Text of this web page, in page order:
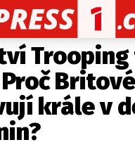
NOVINKY
příběh, fotku nebo
Pošlete e-mail na
Britové
krále v